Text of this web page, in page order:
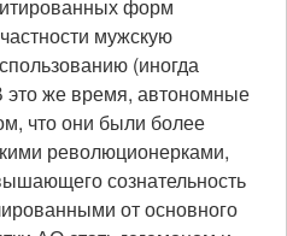
форм
мужскую
(иногда
это же время, автономные
что они были более
революционерками,
сознательность
от основного